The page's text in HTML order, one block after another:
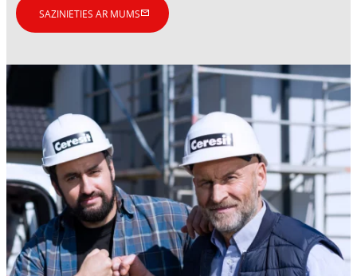
SAZINIETIES AR MUMS